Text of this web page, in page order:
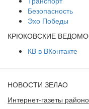
Безопасность
Эхо Победы
КРЮКОВСКИЕ
КВ в ВКонтакте
НОВОСТИ ЗЕЛАО
Интернет-газеты